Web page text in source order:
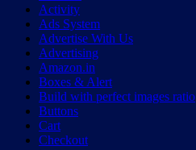
Activity
Ads System
Advertise With Us
Advertising
Amazon.in
Boxes & Alert
Build with perfect images ratio
Buttons
Cart
Checkout